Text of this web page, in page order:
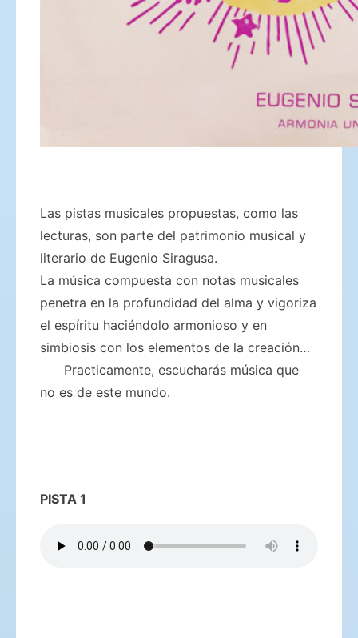
Las pistas musicales propuestas, como las
lecturas, son parte del patrimonio musical y
literario de Eugenio Siragusa.
La música compuesta con notas musicales
penetra en la profundidad del alma y vigoriza
el espíritu haciéndolo armonioso y en
simbiosis con los elementos de la creación…
Practicamente, escucharás música que
no es de este mundo.
PISTA 1